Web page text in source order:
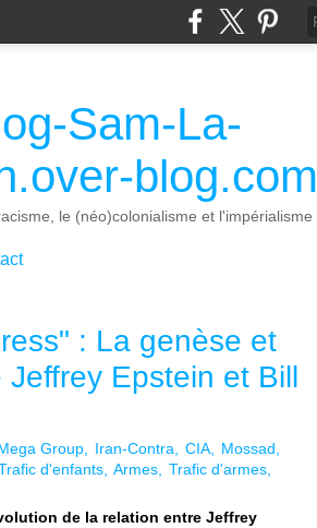
Sam-La-
blog.com
le (néo)colonialisme et l'impérialisme
: La genèse et
Epstein et Bill
Group Iran-Contra CIA
Mossad
d'enfants Armes
Trafic d'armes
de la relation entre Jeffrey